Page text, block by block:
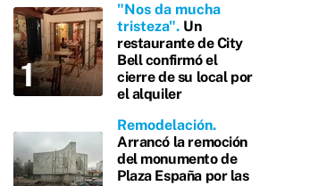
"Nos da mucha
tristeza" Un
restaurante de City
Bell confirmó el
cierre de su local por
el alquiler
Remodelación
Arrancó la remoción
del monumento de
Plaza España por las